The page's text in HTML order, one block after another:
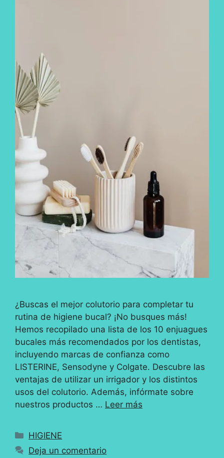
¿Buscas el mejor colutorio para completar tu
rutina de higiene bucal? ¡No busques más!
Hemos recopilado una lista de los 10 enjuagues
bucales más recomendados por los dentistas,
incluyendo marcas de confianza como
LISTERINE, Sensodyne y Colgate. Descubre las
ventajas de utilizar un irrigador y los distintos
usos del colutorio. Además, infórmate sobre
nuestros productos … Leer más
Categorías
HIGIENE
Deja un comentario